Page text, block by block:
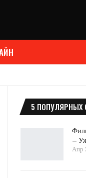
5 ПОПУЛЯРНЫХ
—
Апр